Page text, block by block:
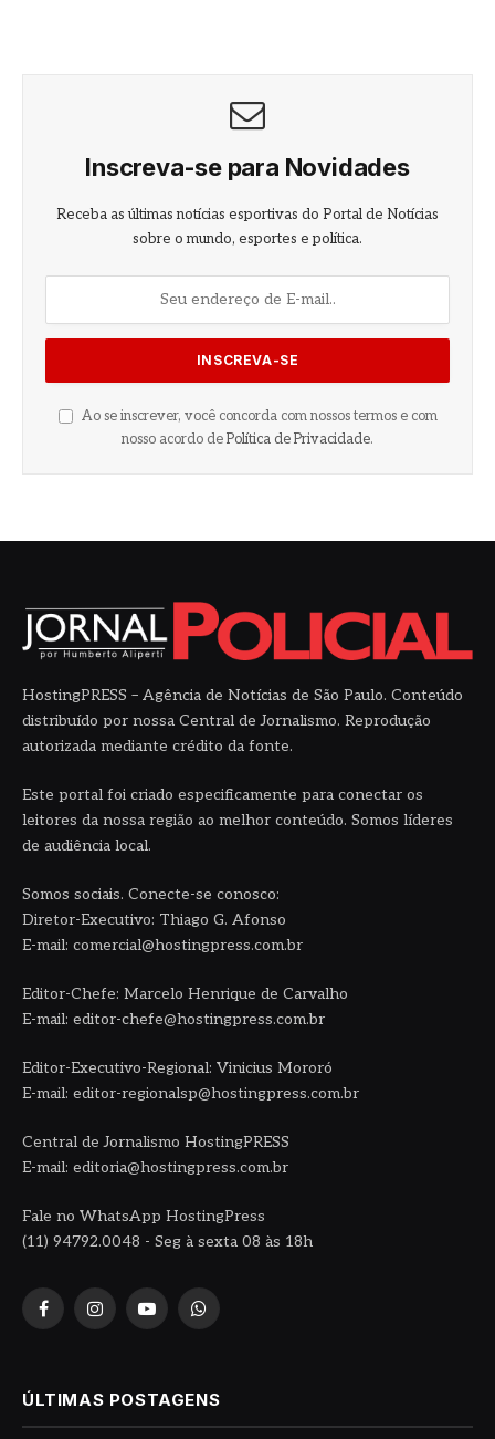
Inscreva-se para Novidades
Receba as últimas notícias esportivas do Portal de Notícias
sobre o mundo, esportes e política.
Ao se inscrever, você concorda com nossos termos e com
nosso acordo de Política de Privacidade.
HostingPRESS – Agência de Notícias de São Paulo. Conteúdo
distribuído por nossa Central de Jornalismo. Reprodução
autorizada mediante crédito da fonte.
Este portal foi criado especificamente para conectar os
leitores da nossa região ao melhor conteúdo. Somos líderes
de audiência local.
Somos sociais. Conecte-se conosco:
Diretor-Executivo: Thiago G. Afonso
E-mail: comercial@hostingpress.com.br
Editor-Chefe: Marcelo Henrique de Carvalho
E-mail: editor-chefe@hostingpress.com.br
Editor-Executivo-Regional: Vinicius Mororó
E-mail: editor-regionalsp@hostingpress.com.br
Central de Jornalismo HostingPRESS
E-mail: editoria@hostingpress.com.br
Fale no WhatsApp HostingPress
(11) 94792.0048 - Seg à sexta 08 às 18h
FacebookInstagramYouTubeWhatsApp
ÚLTIMAS POSTAGENS